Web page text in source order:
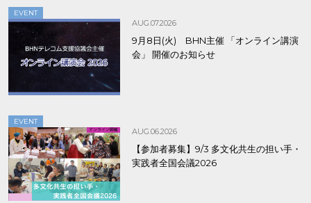
EVENT
AUG.07.2026
9月8日(火) BHN主催 「オンライン講演
会」 開催のお知らせ
EVENT
AUG.06.2026
【参加者募集】9/3 多文化共生の担い手・
実践者全国会議2026